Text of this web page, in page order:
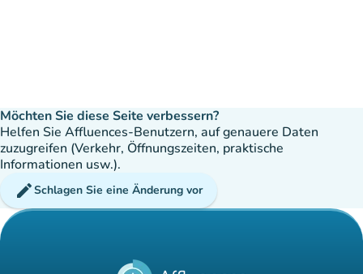
Möchten Sie diese Seite verbessern?
Helfen Sie Affluences-Benutzern, auf genauere Daten
zuzugreifen (Verkehr, Öffnungszeiten, praktische
Informationen usw.).
editSchlagen Sie eine Änderung vor